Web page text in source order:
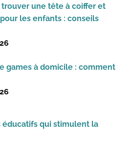
une tête à coiffer et
les enfants : conseils
games à domicile : comment
éducatifs qui stimulent la